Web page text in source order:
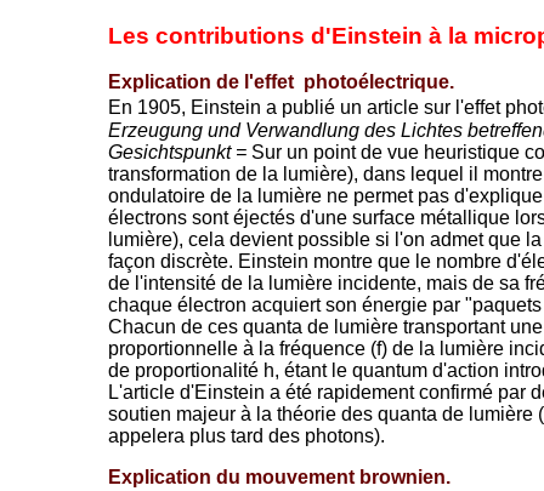
Les contributions d'Einstein à la
Explication de l'effet photoélectrique.
En 1905, Einstein a publié un article sur l'effet
Erzeugung und Verwandlung des Lichtes
Gesichtspunkt = Sur un point de vue heuristique
transformation de la lumière), dans lequel il
ondulatoire de la lumière ne permet pas
électrons sont éjectés d'une surface métallique
lumière), cela devient possible si l'on admet que
façon discrète. Einstein montre que le nombre
de l'intensité de la lumière incidente, mais de sa
chaque électron acquiert son énergie par
Chacun de ces quanta de lumière transportant
proportionnelle à la fréquence (f) de la lumière
de proportionalité h, étant le quantum d'action
L'article d'Einstein a été rapidement confirmé par
soutien majeur à la théorie des quanta de lumière
appelera plus tard des photons).
Explication du mouvement brownien.